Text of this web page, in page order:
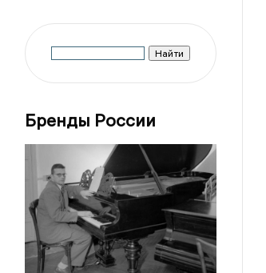
Бренды России